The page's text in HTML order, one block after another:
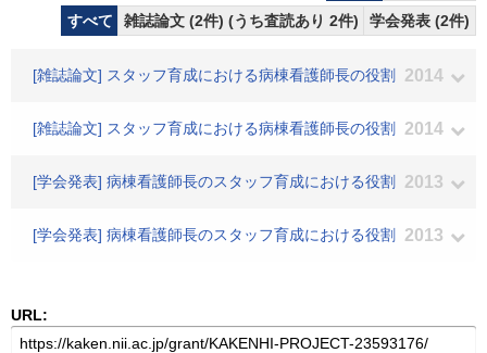
すべて
雑誌論文 (2件) (うち査読あり 2件) 学会発表 (2件)
[雑誌論文] スタッフ育成における病棟看護師長の役割 2014
[雑誌論文] スタッフ育成における病棟看護師長の役割 2014
[学会発表] 病棟看護師長のスタッフ育成における役割 2013
[学会発表] 病棟看護師長のスタッフ育成における役割 2013
URL: